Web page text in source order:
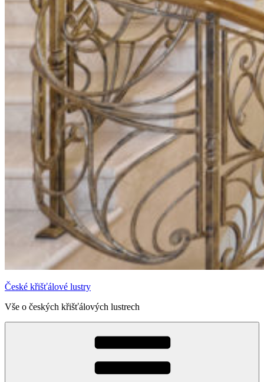
České křišťálové lustry
Vše o českých křišťálových lustrech